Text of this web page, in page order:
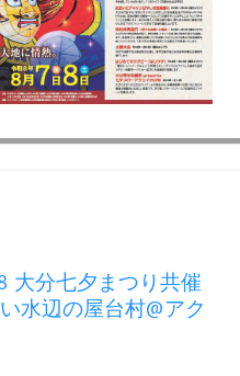
大分七夕まつり共催
水辺の屋台村@アク